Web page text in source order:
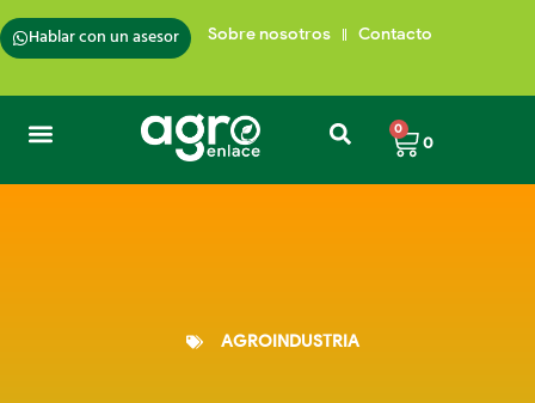
al
contenido
Hablar con un asesor Sobre nosotros Contacto
0
0
Carrito
AGROINDUSTRIA